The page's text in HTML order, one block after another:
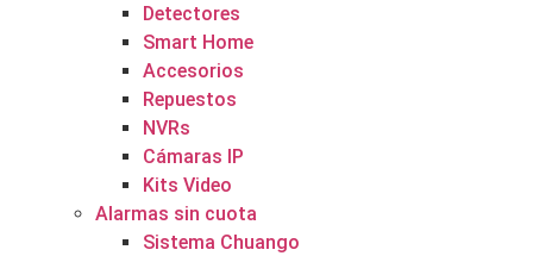
Detectores
Smart Home
Accesorios
Repuestos
NVRs
Cámaras IP
Kits Video
Alarmas sin cuota
Sistema Chuango